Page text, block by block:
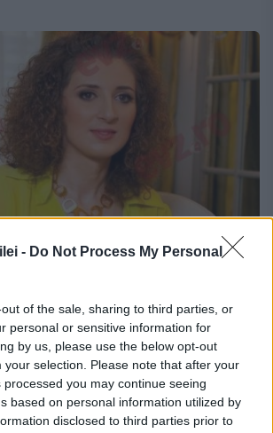
- Do Not Process My Personal
of the sale, sharing to third parties, or
personal or sensitive information for
by us, please use the below opt-out
your selection. Please note that after your
you may continue seeing
based on personal information utilized by
disclosed to third parties prior to
coşmar. Viața la Curte
se născuse odată cu casa
şi, probabil, aveau să moară
doar nu era să le despartă